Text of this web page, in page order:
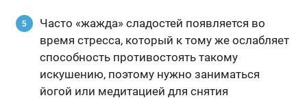
Часто «жажда» сладостей появляется во
время стресса, который к тому же ослабляет
способность противостоять такому
искушению, поэтому нужно заниматься
йогой или медитацией для снятия